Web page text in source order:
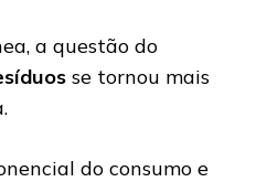
a questão do
se tornou mais
do consumo e